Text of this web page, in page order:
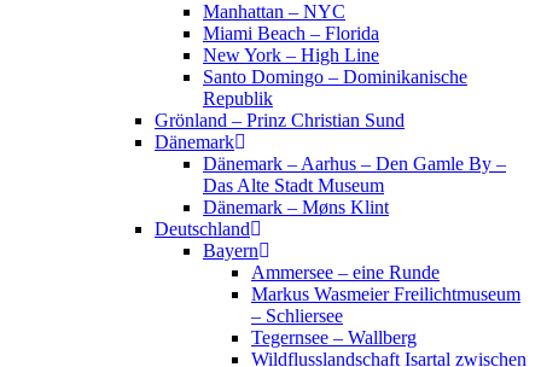
Manhattan – NYC
Miami Beach – Florida
New York – High Line
Santo Domingo – Dominikanische
Republik
Grönland – Prinz Christian Sund
Dänemark
Dänemark – Aarhus – Den Gamle By –
Das Alte Stadt Museum
Dänemark – Møns Klint
Deutschland
Bayern
Ammersee – eine Runde
Markus Wasmeier Freilichtmuseum
– Schliersee
Tegernsee – Wallberg
Wildflusslandschaft Isartal zwischen